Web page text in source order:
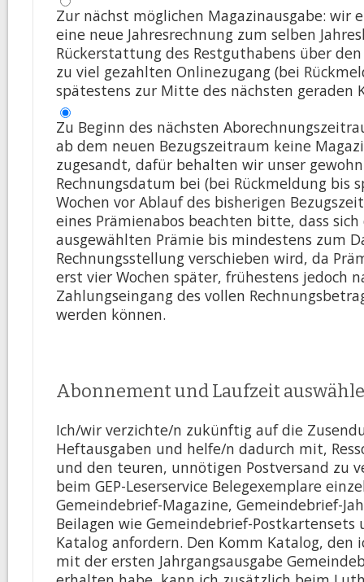
Zur nächst möglichen Magazinausgabe: wir
eine neue Jahresrechnung zum selben
Rückerstattung des Restguthabens über
zu viel gezahlten Onlinezugang (bei
spätestens zur Mitte des nächsten geraden
Zu Beginn des nächsten
ab dem neuen Bezugszeitraum keine
zugesandt, dafür behalten wir unser
Rechnungsdatum bei (bei Rückmeldung bis
Wochen vor Ablauf des bisherigen
eines Prämienabos beachten bitte, dass
ausgewählten Prämie bis mindestens zum
Rechnungsstellung verschieben wird, da
erst vier Wochen später, frühestens jedoch
Zahlungseingang des vollen
werden können.
Abonnement und Laufzeit
Produkt Hefteinstellen zu "Gemeindebrief-PRO"
Ich/wir verzichte/n zukünftig auf die
Heftausgaben und helfe/n dadurch mit,
und den teuren, unnötigen Postversand zu
beim GEP-Leserservice Belegexemplare
Gemeindebrief-Magazine, Gemeindebrief-
Beilagen wie Gemeindebrief-Postkartensets
Katalog anfordern. Den Komm Katalog, den
mit der ersten Jahrgangsausgabe